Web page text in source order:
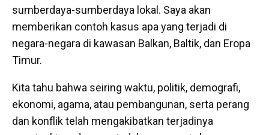
sumberdaya-sumberdaya lokal. Saya akan
memberikan contoh kasus apa yang terjadi di
negara-negara di kawasan Balkan, Baltik, dan Eropa
Timur.
Kita tahu bahwa seiring waktu, politik, demografi,
ekonomi, agama, atau pembangunan, serta perang
dan konflik telah mengakibatkan terjadinya